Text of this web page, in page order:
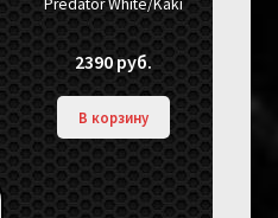
Predator White/Kaki
2390руб.
В корзину